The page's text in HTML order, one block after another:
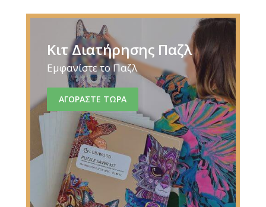
Κιτ Διατήρησης Παζλ
Εμφανίστε το Παζλ
ΑΓΟΡΑΣΤΕ ΤΩΡΑ